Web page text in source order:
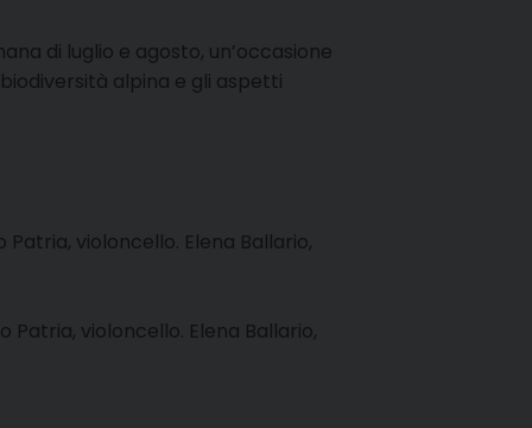
di luglio e agosto, un’occasione
alpina e gli aspetti
violoncello. Elena Ballario,
violoncello. Elena Ballario,